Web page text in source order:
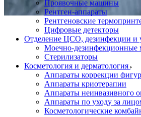
Проявочные машины
Рентген-аппараты
Рентгеновские
Цифровые детекторы
Отделение ЦСО, дезинфекции и
Моечно-
Стерилизаторы
Косметология и дерматология
Аппараты коррекции
Аппараты криотерапии
Аппараты неинвазивного
Аппараты по уходу за
Косметологические